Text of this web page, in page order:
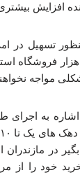
افزایش
تسهیل در
خرید کالابرگ در ۱۹
مواجه
در مازندران
خود را از